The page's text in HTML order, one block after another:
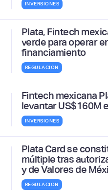
INVERSIONES
Plata, Fintech
verde para operar
financiamiento
REGULACIÓN
Fintech mexicana
levantar US$160M
INVERSIONES
Plata Card se
múltiple tras
y de Valores de
REGULACIÓN